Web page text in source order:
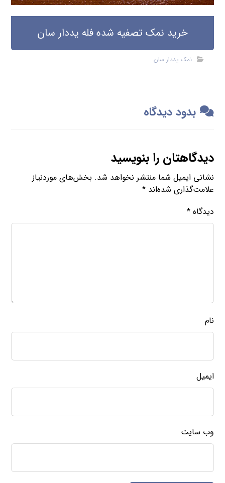
خرید نمک تصفیه شده فله یددار سان
نمک یددار سان
بدود دیدگاه
دیدگاهتان را بنویسید
نشانی ایمیل شما منتشر نخواهد شد. بخش‌های موردنیاز
علامت‌گذاری شده‌اند*
دیدگاه*
نام
ایمیل
وب‌ سایت